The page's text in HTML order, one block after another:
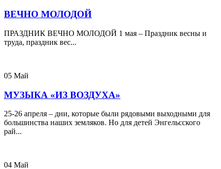
ВЕЧНО МОЛОДОЙ
ПРАЗДНИК ВЕЧНО МОЛОДОЙ 1 мая – Праздник весны и
труда, праздник вес...
05 Май
МУЗЫКА «ИЗ ВОЗДУХА»
25-26 апреля – дни, которые были рядовыми выходными для
большинства наших земляков. Но для детей Энгельсского
рай...
04 Май